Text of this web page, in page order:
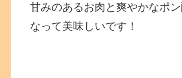
甘みのあるお肉と爽やかなポ
なって美味しいです！